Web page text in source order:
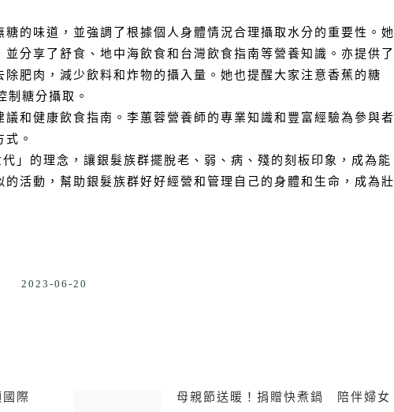
的味道，並強調了根據個人身體情況合理攝取水分的重要性。她
分享了舒食、地中海飲食和台灣飲食指南等營養知識。亦提供了
肥肉，減少飲料和炸物的攝入量。她也提醒大家注意香蕉的糖
制糖分攝取。
和健康飲食指南。李蕙蓉營養師的專業知識和豐富經驗為參與者
。
」的理念，讓銀髮族群擺脫老、弱、病、殘的刻板印象，成為能
活動，幫助銀髮族群好好經營和管理自己的身體和生命，成為壯
2023-06-20
際
母親節送暖！捐贈快煮鍋 陪伴婦女